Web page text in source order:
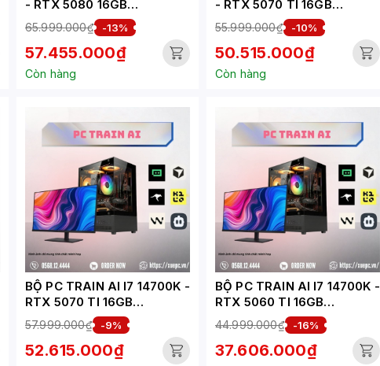
- RTX 5080 16GB
(XUEPC146-TA)
65.999.000₫ -13%
57.455.000₫
Còn hàng
- RTX 5070 TI 16GB
(XUEPC145-TA)
55.999.000₫ -10%
50.515.000₫
Còn hàng
BỘ PC TRAIN AI I7 14700K -
RTX 5070 TI 16GB
(XUEPC119-TA)
57.999.000₫ -9%
52.615.000₫
BỘ PC TRAIN AI I7 14700K -
RTX 5060 TI 16GB
(XUEPC117-TA)
44.999.000₫ -16%
37.606.000₫